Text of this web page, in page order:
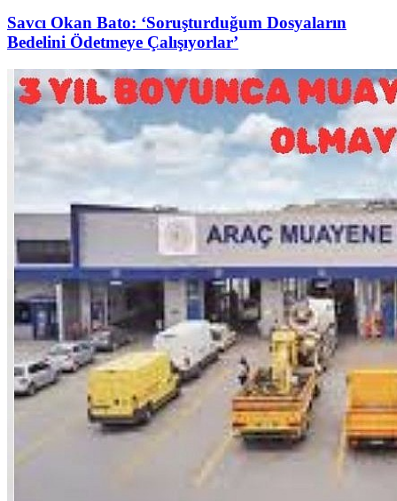
Savcı Okan Bato: ‘Soruşturduğum Dosyaların
Bedelini Ödetmeye Çalışıyorlar’